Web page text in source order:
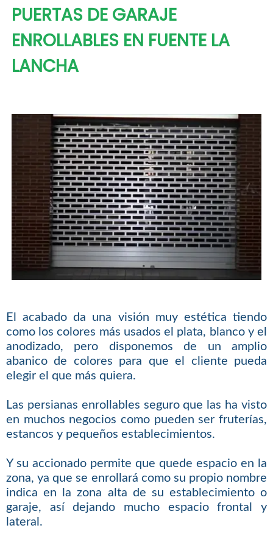
PUERTAS DE GARAJE
ENROLLABLES EN FUENTE LA
LANCHA
El acabado da una visión muy estética tiendo
como los colores más usados el plata, blanco y el
anodizado, pero disponemos de un amplio
abanico de colores para que el cliente pueda
elegir el que más quiera.
Las persianas enrollables seguro que las ha visto
en muchos negocios como pueden ser fruterías,
estancos y pequeños establecimientos.
Y su accionado permite que quede espacio en la
zona, ya que se enrollará como su propio nombre
indica en la zona alta de su establecimiento o
garaje, así dejando mucho espacio frontal y
lateral.